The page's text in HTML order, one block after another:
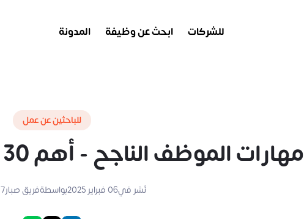
للشركات ابحث عن وظيفة المدونة
للباحثين عن عمل
مهارات الموظف الناجح - أهم 30 مهارة مهمة للموظف
نُشر في06 فبراير 2025 بواسطةفريق صبار7